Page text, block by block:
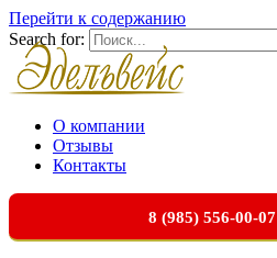
Перейти к содержанию
Search for:
О компании
Отзывы
Контакты
8 (985) 556-00-07